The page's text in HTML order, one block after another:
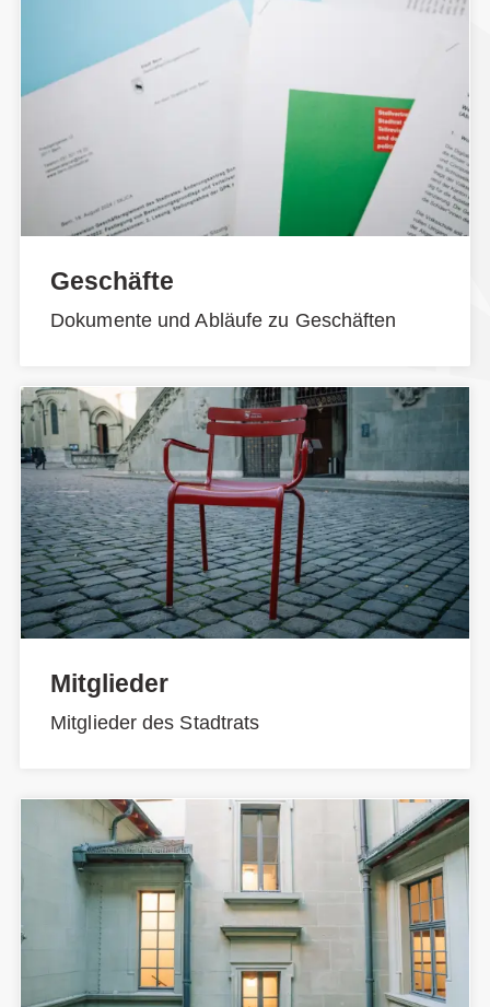
Geschäfte
Dokumente und Abläufe zu Geschäften
Mitglieder
Mitglieder des Stadtrats